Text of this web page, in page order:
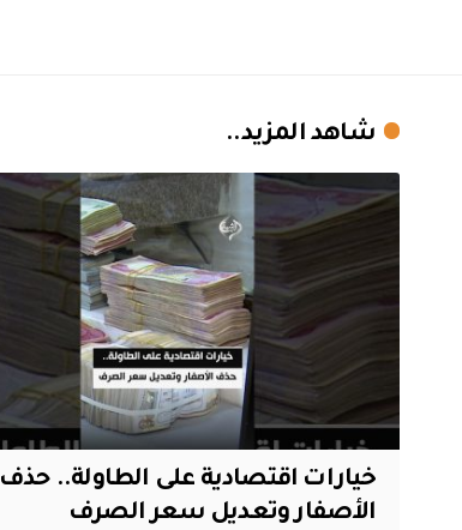
شاهد المزيد..
خيارات اقتصادية على الطاولة.. حذف
الأصفار وتعديل سعر الصرف